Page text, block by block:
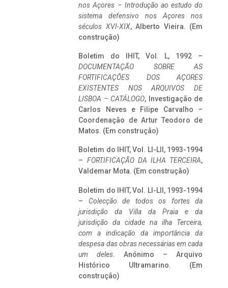
nos Açores – Introdução ao estudo do
sistema defensivo nos Açores nos
séculos XVI-XIX, Alberto Vieira. (Em
construção)
Boletim do IHIT, Vol. L, 1992 –
DOCUMENTAÇÃO SOBRE AS
FORTIFICAÇÕES DOS AÇORES
EXISTENTES NOS ARQUIVOS DE
LISBOA – CATÁLOGO, Investigação de
Carlos Neves e Filipe Carvalho –
Coordenação de Artur Teodoro de
Matos. (Em construção)
Boletim do IHIT, Vol. LI-LII, 1993-1994
– FORTIFICAÇÃO DA ILHA TERCEIRA,
Valdemar Mota. (Em construção)
Boletim do IHIT, Vol. LI-LII, 1993-1994
– Colecção de todos os fortes da
jurisdição da Villa da Praia e da
jurisdição da cidade na ilha Terceira,
com a indicação da importância da
despesa das obras necessárias em cada
um deles. Anónimo – Arquivo
Histórico Ultramarino. (Em
construção)